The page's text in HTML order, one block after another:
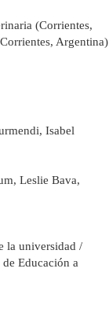
(Corrientes,
Argentina)
Isabel
Leslie Bava,
la universidad /
Educación a